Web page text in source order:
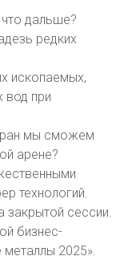
дальше?
редких
ископаемых,
вод при
мы сможем
арене?
технологий.
закрытой сессии.
бизнес-
2025».